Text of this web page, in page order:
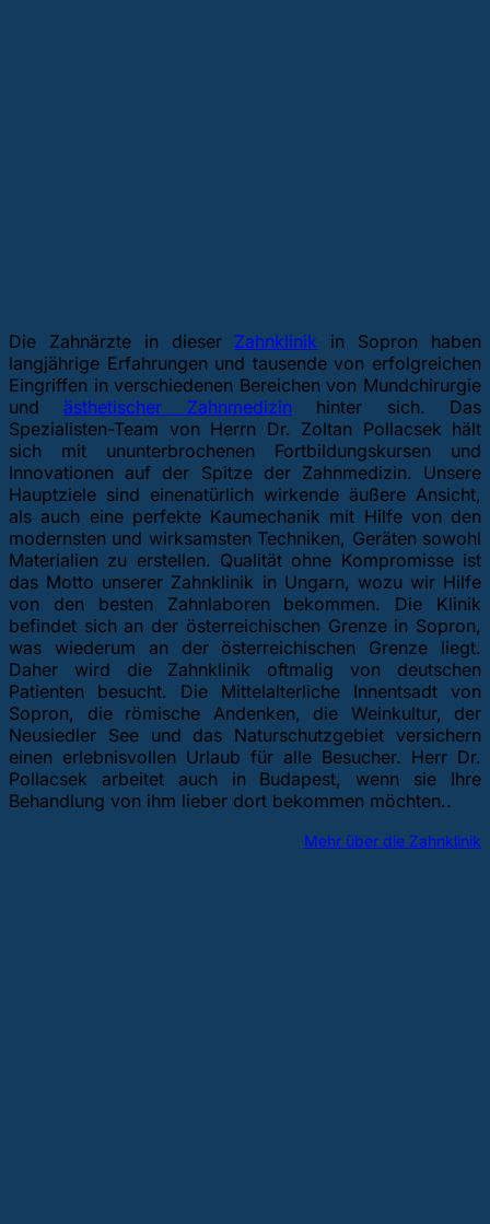
Die Zahnärzte in dieser Zahnklinik in Sopron haben
langjährige Erfahrungen und tausende von erfolgreichen
Eingriffen in verschiedenen Bereichen von Mundchirurgie
undästhetischer Zahnmedizinhinter sich. Das
Spezialisten-Team von Herrn Dr. Zoltan Pollacsek hält
sich mit ununterbrochenen Fortbildungskursen und
Innovationen auf der Spitze der Zahnmedizin. Unsere
Hauptziele sind einenatürlich wirkende äußere Ansicht,
als auch eine perfekte Kaumechanik mit Hilfe von den
modernsten und wirksamsten Techniken, Geräten sowohl
Materialien zu erstellen. Qualität ohne Kompromisse ist
das Motto unserer Zahnklinik in Ungarn, wozu wir Hilfe
von den besten Zahnlaboren bekommen. Die Klinik
befindet sich an der österreichischen Grenze in Sopron,
was wiederum an der österreichischen Grenze liegt.
Daher wird die Zahnklinik oftmalig von deutschen
Patienten besucht. Die Mittelalterliche Innentsadt von
Sopron, die römische Andenken, die Weinkultur, der
Neusiedler See und das Naturschutzgebiet versichern
einen erlebnisvollen Urlaub für alle Besucher. Herr Dr.
Pollacsek arbeitet auch in Budapest, wenn sie Ihre
Behandlung von ihm lieber dort bekommen möchten..
Mehr über die Zahnklinik